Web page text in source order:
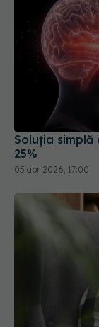
Soluția simplă
25%
05 apr 2026, 17:00